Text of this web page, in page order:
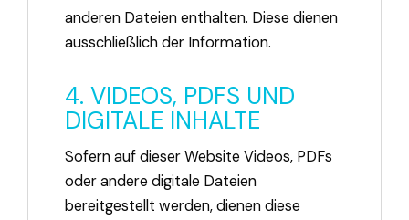
anderen Dateien enthalten. Diese dienen
ausschließlich der Information.
4. VIDEOS, PDFS UND
DIGITALE INHALTE
Sofern auf dieser Website Videos, PDFs
oder andere digitale Dateien
bereitgestellt werden, dienen diese